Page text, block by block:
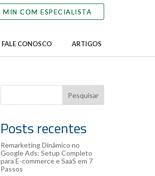
FALE CONOSCO ARTIGOS
Pesquisar
Posts recentes
Remarketing Dinâmico no
Google Ads: Setup Completo
para E-commerce e SaaS em 7
Passos